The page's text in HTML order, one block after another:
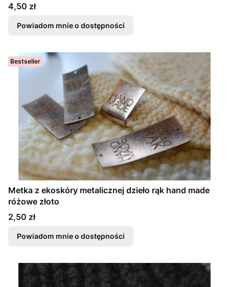
Cena
4,50 zł
Powiadom mnie o dostępności
Bestseller
Metka z ekoskóry metalicznej dzieło rąk hand made
różowe złoto
Cena
2,50 zł
Powiadom mnie o dostępności